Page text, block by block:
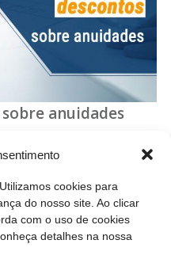
cookies para
do nosso site. Ao clicar
com o uso de cookies
detalhes na nossa
anuidades
de pagamentos que
primeiro ano da gestão